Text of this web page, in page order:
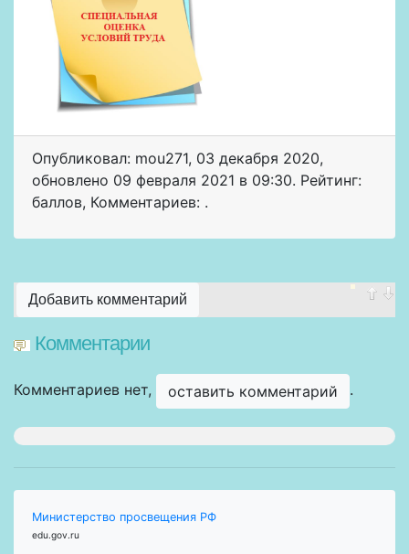
Опубликовал: mou271, 03 декабря 2020,
обновлено 09 февраля 2021 в 09:30. Рейтинг:
баллов, Комментариев: .
Добавить комментарий
Комментарии
Комментариев нет, оставить комментарий .
Министерство просвещения РФ
edu.gov.ru